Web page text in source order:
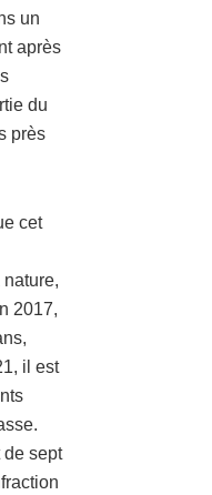
un
après
du
près
cet
2017,
il est
de sept